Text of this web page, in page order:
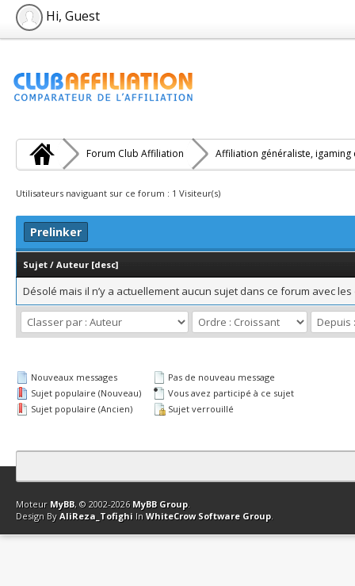
Hi, Guest
Forum Club Affiliation Affiliation généraliste, igaming
Utilisateurs naviguant sur ce forum : 1 Visiteur(s)
Prelinker
Sujet / Auteur [desc]
Désolé mais il n’y a actuellement aucun sujet dans ce forum avec
Nouveaux messages
Sujet populaire (Nouveau)
Sujet populaire (Ancien)
Pas de nouveau message
Vous avez participé à ce sujet
Sujet verrouillé
Contact Club Affiliation Retourner en haut Version bas-débit
Moteur MyBB, © 2002-2026 MyBB Group.
Design By AliReza_Tofighi In WhiteCrow Software Group.